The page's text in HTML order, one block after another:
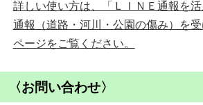
詳しい使い方は、「ＬＩＮＥ通報を
通報（道路・河川・公園の傷み）を
ページをご覧ください。
〈お問い合わせ〉